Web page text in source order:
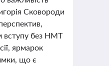
Сковороди
вступу без НМТ
ярмарок
що є